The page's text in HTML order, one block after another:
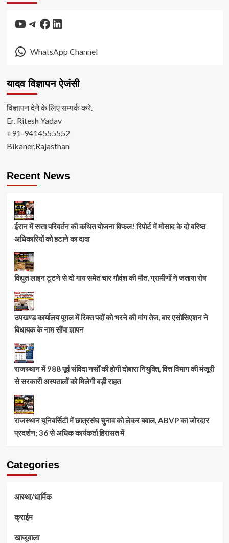
YouTube
Telegram
Facebook
LinkedIn
WhatsApp Channel
यादव विज्ञापन ऐजंसी
विज्ञापन देने के लिए सम्पर्क करे.
Er. Ritesh Yadav
+91-9414555552
Bikaner,Rajasthan
Recent News
ईरान में सत्ता परिवर्तन की कथित योजना विफल! रिपोर्ट में मोसाद के दो वरिष्ठ
अधिकारियों को हटाने का दावा
विद्युत लाइन टूटने से दो गाय समेत चार गौवंश की मौत, ग्रामीणों ने जताया रोष
उपखण्ड कार्यालय पूगल में रिक्त पदों को भरने की मांग तेज, बार एसोसिएशन ने
विधायक के नाम सौंपा ज्ञापन
राजस्थान में 988 पूर्व संविदा नर्सों की होगी दोबारा नियुक्ति, वित्त विभाग की मंजूरी
से सरकारी अस्पतालों को मिलेगी बड़ी राहत
राजस्थान यूनिवर्सिटी में छात्रसंघ चुनाव को लेकर बवाल, ABVP का जोरदार
प्रदर्शन; 36 से अधिक कार्यकर्ता हिरासत में
Categories
आस्था/धार्मिक
क्राईम
खाजूवाला